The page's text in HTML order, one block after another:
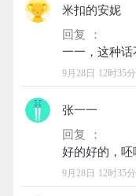
米扣的安妮
回复 ：
9月28日 12时35分
张一一
回复 ：
9月28日 12时35分